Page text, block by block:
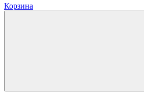
Корзина